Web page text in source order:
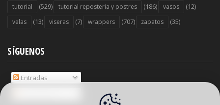
tutorial (529) tutorial reposteria y postres (186) vasos (12)
velas (13) viseras (7) wrappers (707) zapatos (35)
SÍGUENOS
Entradas